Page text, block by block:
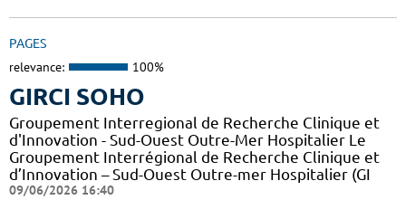
PAGES
relevance: 100%
GIRCI SOHO
Groupement Interregional de Recherche Clinique et
d'Innovation - Sud-Ouest Outre-Mer Hospitalier Le
Groupement Interrégional de Recherche Clinique et
d’Innovation – Sud-Ouest Outre-mer Hospitalier (GI
09/06/2026 16:40